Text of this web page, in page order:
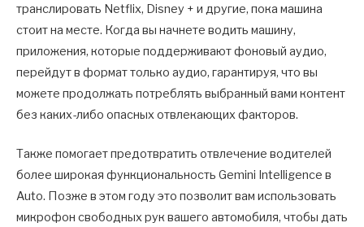
транслировать Netflix, Disney + и другие, пока машина
стоит на месте. Когда вы начнете водить машину,
приложения, которые поддерживают фоновый аудио,
перейдут в формат только аудио, гарантируя, что вы
можете продолжать потреблять выбранный вами контент
без каких-либо опасных отвлекающих факторов.
Также помогает предотвратить отвлечение водителей
более широкая функциональность Gemini Intelligence в
Auto. Позже в этом году это позволит вам использовать
микрофон свободных рук вашего автомобиля, чтобы дать